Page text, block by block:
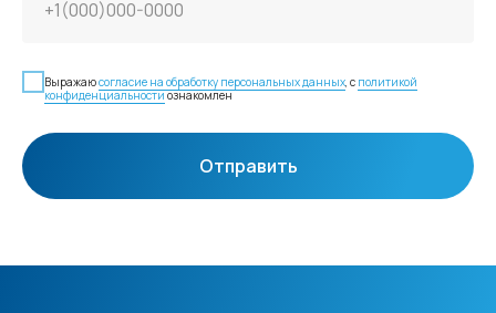
Выражаюсогласие на обработку персональных данных, с политикой
конфиденциальностиознакомлен
Отправить